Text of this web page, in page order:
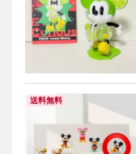
送料無料